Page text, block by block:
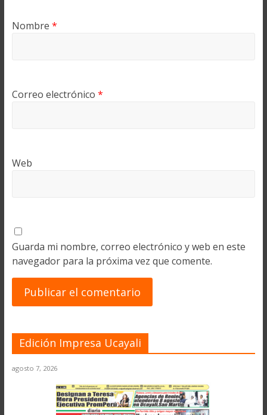
Nombre *
Correo electrónico *
Web
Guarda mi nombre, correo electrónico y web en este
navegador para la próxima vez que comente.
Edición Impresa Ucayali
agosto 7, 2026